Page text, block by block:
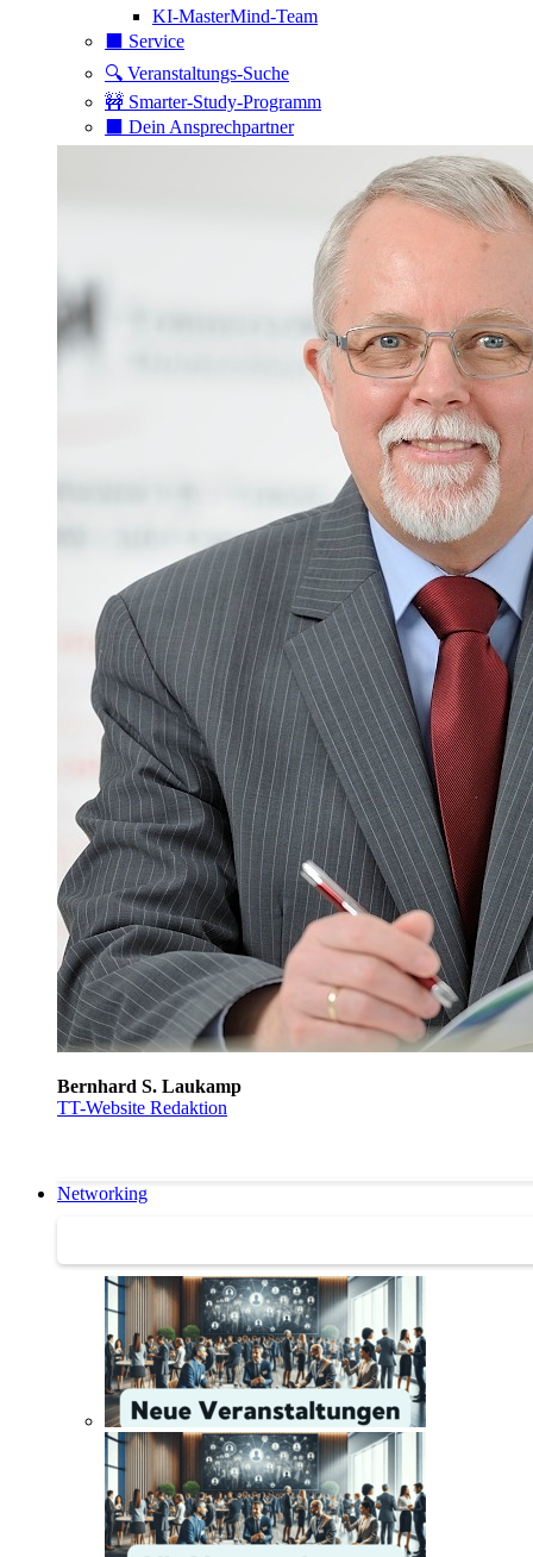
KI-MasterMind-Team
⬛️ Service
🔍 Veranstaltungs-Suche
🚧 Smarter-Study-Programm
⬛️ Dein Ansprechpartner
Bernhard S. Laukamp
TT-Website Redaktion
Networking